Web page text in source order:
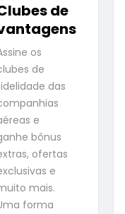
de
os
de
das
e
bônus
ofertas
e
mais.
forma